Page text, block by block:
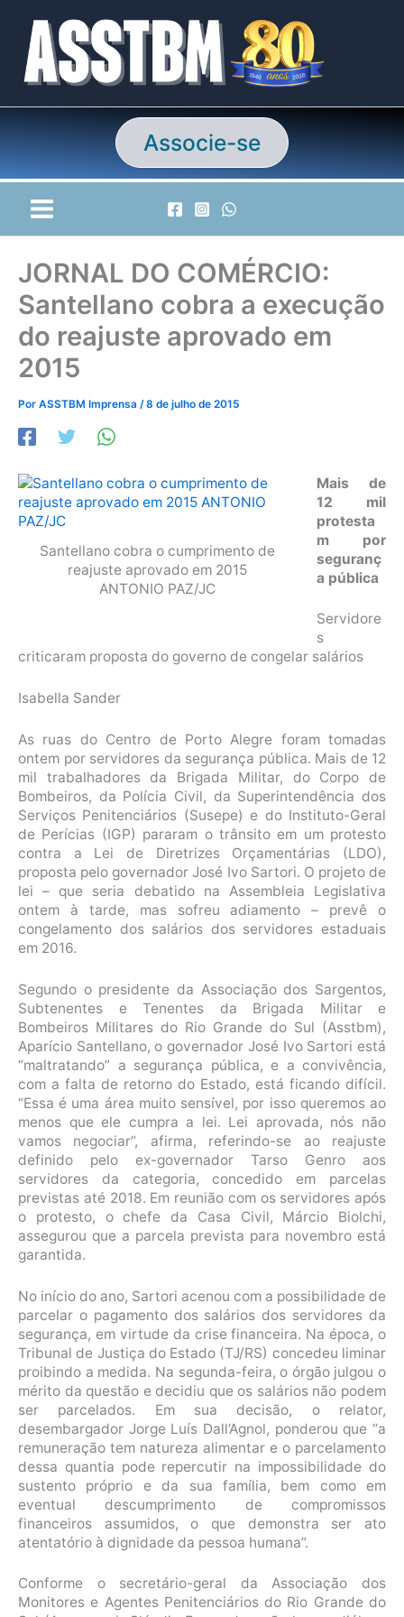
conteúdo
Associe-se
JORNAL DO COMÉRCIO:
Santellano cobra a execução
do reajuste aprovado em
2015
Por ASSTBM Imprensa /8 de julho de 2015
Santellano cobra o cumprimento de
reajuste aprovado em 2015
ANTONIO PAZ/JC
Mais de
12 mil
protesta
m por
seguranç
a pública
Servidore
s
criticaram proposta do governo de congelar salários
Isabella Sander
As ruas do Centro de Porto Alegre foram tomadas
ontem por servidores da segurança pública. Mais de 12
mil trabalhadores da Brigada Militar, do Corpo de
Bombeiros, da Polícia Civil, da Superintendência dos
Serviços Penitenciários (Susepe) e do Instituto-Geral
de Perícias (IGP) pararam o trânsito em um protesto
contra a Lei de Diretrizes Orçamentárias (LDO),
proposta pelo governador José Ivo Sartori. O projeto de
lei – que seria debatido na Assembleia Legislativa
ontem à tarde, mas sofreu adiamento – prevê o
congelamento dos salários dos servidores estaduais
em 2016.
Segundo o presidente da Associação dos Sargentos,
Subtenentes e Tenentes da Brigada Militar e
Bombeiros Militares do Rio Grande do Sul (Asstbm),
Aparício Santellano, o governador José Ivo Sartori está
“maltratando” a segurança pública, e a convivência,
com a falta de retorno do Estado, está ficando difícil.
“Essa é uma área muito sensível, por isso queremos ao
menos que ele cumpra a lei. Lei aprovada, nós não
vamos negociar”, afirma, referindo-se ao reajuste
definido pelo ex-governador Tarso Genro aos
servidores da categoria, concedido em parcelas
previstas até 2018. Em reunião com os servidores após
o protesto, o chefe da Casa Civil, Márcio Biolchi,
assegurou que a parcela prevista para novembro está
garantida.
No início do ano, Sartori acenou com a possibilidade de
parcelar o pagamento dos salários dos servidores da
segurança, em virtude da crise financeira. Na época, o
Tribunal de Justiça do Estado (TJ/RS) concedeu liminar
proibindo a medida. Na segunda-feira, o órgão julgou o
mérito da questão e decidiu que os salários não podem
ser parcelados. Em sua decisão, o relator,
desembargador Jorge Luís Dall’Agnol, ponderou que “a
remuneração tem natureza alimentar e o parcelamento
dessa quantia pode repercutir na impossibilidade do
sustento próprio e da sua família, bem como em
eventual descumprimento de compromissos
financeiros assumidos, o que demonstra ser ato
atentatório à dignidade da pessoa humana”.
Conforme o secretário-geral da Associação dos
Monitores e Agentes Penitenciários do Rio Grande do